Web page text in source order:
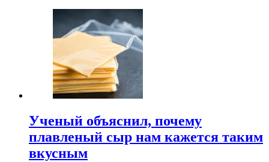
Ученый объяснил, почему
плавленый сыр нам кажется таким
вкусным